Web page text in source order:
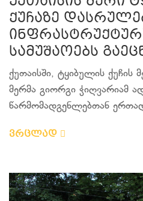
ქუჩაზე
სამუშაოებს
ქუთაისში, ტყიბულის ქუჩის
მერმა გიორგი ჭიღვარიამ
წარმომადგენლებთან
ვრცლად